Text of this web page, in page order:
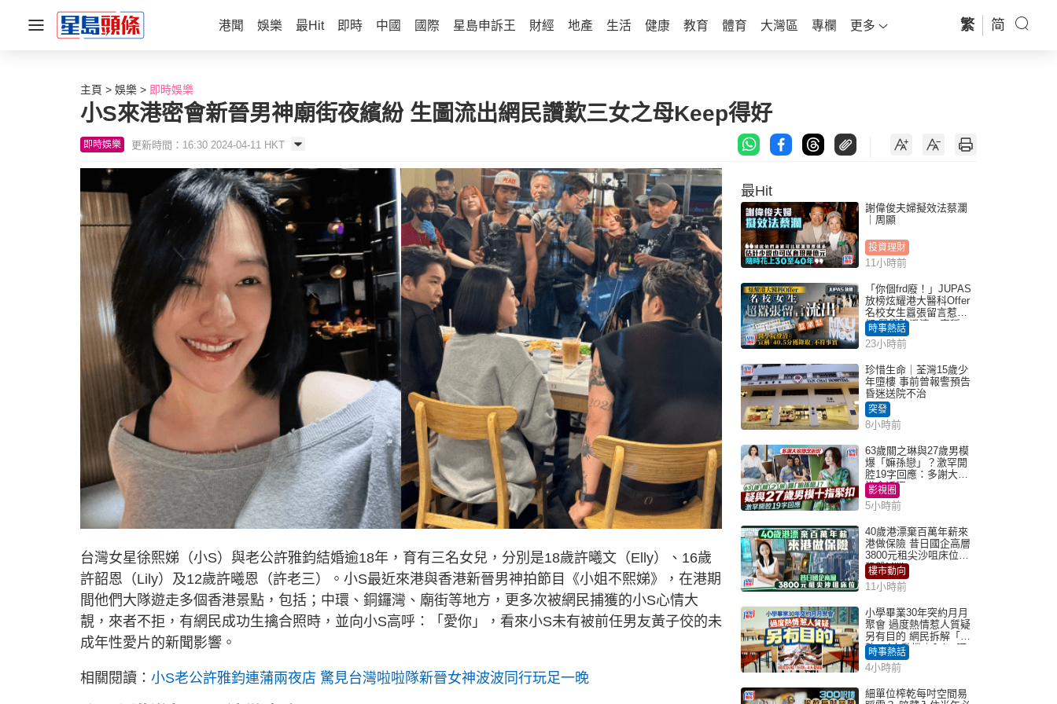
港聞 娛樂 最Hit 即時 中國 國際 星島申訴王 財經 地產 生活 健康 教育 體育 大灣區 專欄 更多 繁 简
主頁 娛樂 即時娛樂
小S來港密會新晉男神廟街夜繽紛 生圖流出網民讚歎三女之母Keep得好
即時娛樂 更新時間：16:30 2024-04-11 HKT
台灣女星徐熙娣（小S）與老公許雅鈞結婚逾18年，育有三名女兒，分別是18歲許曦文（Elly）、16歲
許韶恩（Lily）及12歲許曦恩（許老三）。小S最近來港與香港新晉男神拍節目《小姐不熙娣》，在港期
間他們大隊遊走多個香港景點，包括；中環、銅鑼灣、廟街等地方，更多次被網民捕獲的小S心情大
靚，來者不拒，有網民成功生擒合照時，並向小S高呼：「愛你」，看來小S未有被前任男友黃子佼的未
成年性愛片的新聞影響。
相關閱讀： 小S老公許雅鈞連蒲兩夜店 驚見台灣啦啦隊新晉女神波波同行玩足一晚
最Hit
謝偉俊夫婦擬效法蔡瀾
｜周顯
投資理財
11小時前
「你個frd廢！」JUPAS
放榜炫耀港大醫科Offer
名校女生囂張留言惹眾
怒 醫學院澄清：宣稱
「40.5分獲錄取」不符事
實｜Juicy叮
時事熱話
23小時前
珍惜生命｜荃灣15歲少
年墮樓 事前曾報警預告
昏迷送院不治
突發
8小時前
63歲關之琳與27歲男模
爆「嫲孫戀」？激罕開
腔19字回應：多謝大家
掛念近況
影視圈
5小時前
40歲港漂棄百萬年薪來
港做保險 昔日國企高層
3800元租尖沙咀床位｜
租盤Million
樓市動向
11小時前
小學畢業30年突約月月
聚會 過度熱情惹人質疑
另有目的 網民拆解「扮
熟」4大動機｜Juicy叮
時事熱話
4小時前
細單位榨乾每吋空間易